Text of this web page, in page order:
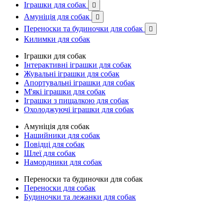
Іграшки для собак

Амуніція для собак 
Переноски та будиночки для собак 
Килимки для собак
Іграшки для собак
Інтерактивні іграшки для собак
Жувальні іграшки для собак
Апортувальні іграшки для собак
М'які іграшки для собак
Іграшки з пищалкою для собак
Охолоджуючі іграшки для собак
Амуніція для собак
Нашийники для собак
Повідці для собак
Шлеї для собак
Намордники для собак
Переноски та будиночки для собак
Переноски для собак
Будиночки та лежанки для собак